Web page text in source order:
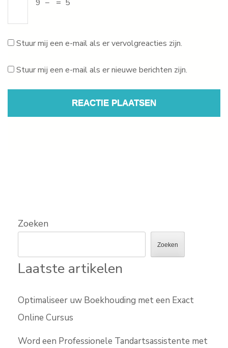
9 − = 5
Stuur mij een e-mail als er vervolgreacties zijn.
Stuur mij een e-mail als er nieuwe berichten zijn.
Zoeken
Zoeken
Laatste artikelen
Optimaliseer uw Boekhouding met een Exact
Online Cursus
Word een Professionele Tandartsassistente met